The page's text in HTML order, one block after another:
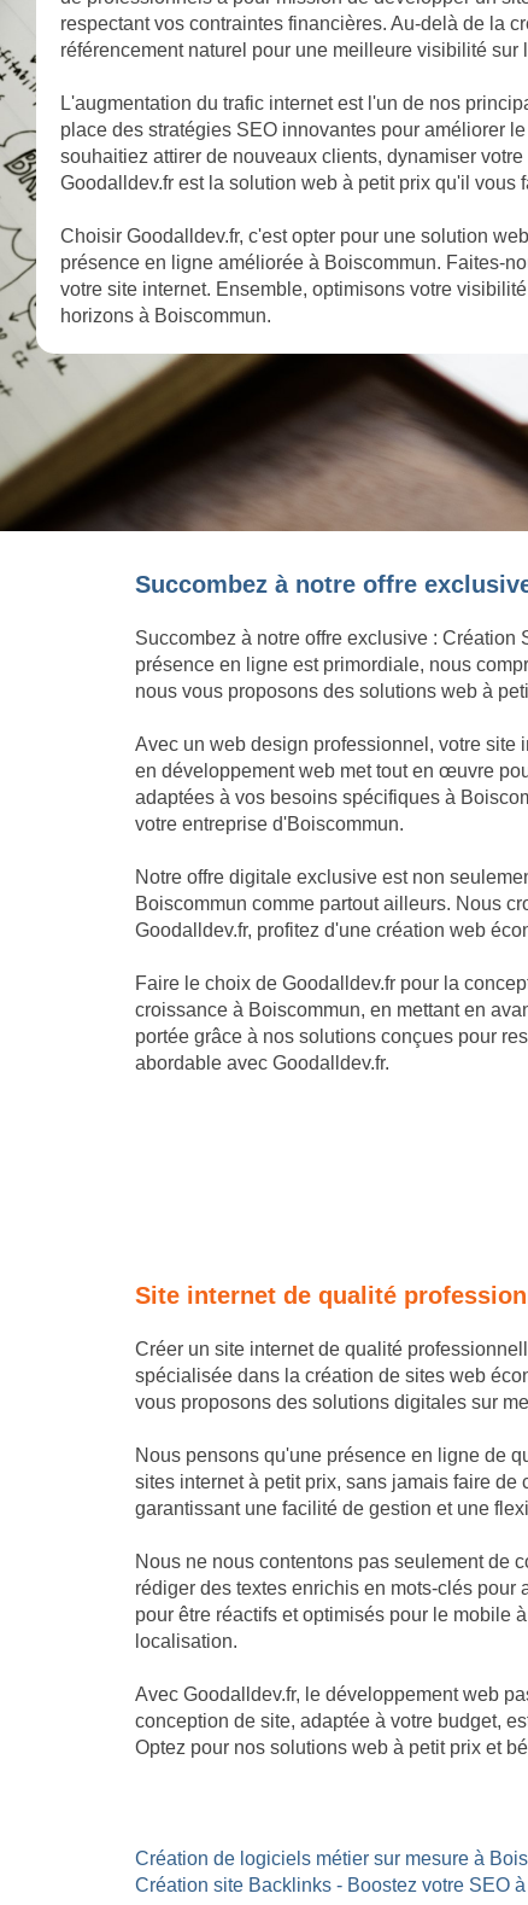
respectant vos contraintes financières. Au-delà de la
référencement naturel pour une meilleure visibilité sur
L'augmentation du trafic internet est l'un de nos
place des stratégies SEO innovantes pour améliorer
souhaitiez attirer de nouveaux clients, dynamiser
Goodalldev.fr est la solution web à petit prix qu'il vous
Choisir Goodalldev.fr, c'est opter pour une solution
présence en ligne améliorée à Boiscommun. Faites-
votre site internet. Ensemble, optimisons votre
horizons à Boiscommun.
Succombez à notre offre
Succombez à notre offre exclusive : Création
présence en ligne est primordiale, nous
nous vous proposons des solutions web à
Avec un web design professionnel, votre site
en développement web met tout en œuvre
adaptées à vos besoins spécifiques à
votre entreprise d'Boiscommun.
Notre offre digitale exclusive est non
Boiscommun comme partout ailleurs. Nous
Goodalldev.fr, profitez d'une création web
Faire le choix de Goodalldev.fr pour la
croissance à Boiscommun, en mettant en
portée grâce à nos solutions conçues pour
abordable avec Goodalldev.fr.
Site internet de qualité
Créer un site internet de qualité
spécialisée dans la création de sites web
vous proposons des solutions digitales sur
Nous pensons qu'une présence en ligne de
sites internet à petit prix, sans jamais faire
garantissant une facilité de gestion et une
Nous ne nous contentons pas seulement de
rédiger des textes enrichis en mots-clés pour
pour être réactifs et optimisés pour le mobile
localisation.
Avec Goodalldev.fr, le développement web
conception de site, adaptée à votre budget,
Optez pour nos solutions web à petit prix et
Création de logiciels métier sur mesure à
Création site Backlinks - Boostez votre SEO